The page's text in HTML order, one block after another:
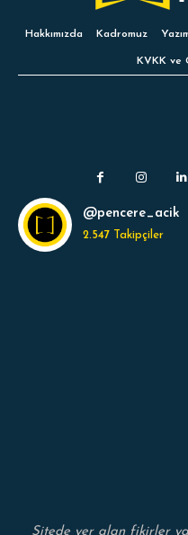
Hakkımızda Kadromuz
KVKK ve
@pencere_acik
2.547 Takipçiler
Sitede yer alan fikirler